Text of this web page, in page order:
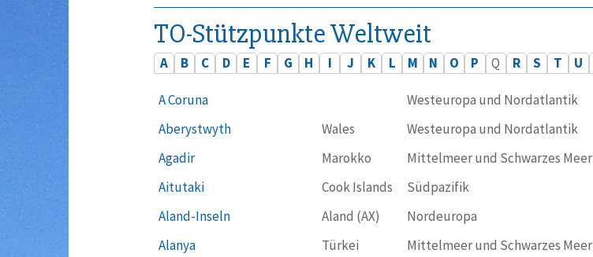
TO-Stützpunkte Weltweit
A B C D E F G H I J K L M N O P Q R S T U
A Coruna
Westeuropa und Nordatlantik
Aberystwyth
Wales
Westeuropa und Nordatlantik
Agadir
Marokko
Mittelmeer und Schwarzes Meer
Aitutaki
Cook Islands
Südpazifik
Aland-Inseln
Aland (AX)
Nordeuropa
Alanya
Türkei
Mittelmeer und Schwarzes Meer